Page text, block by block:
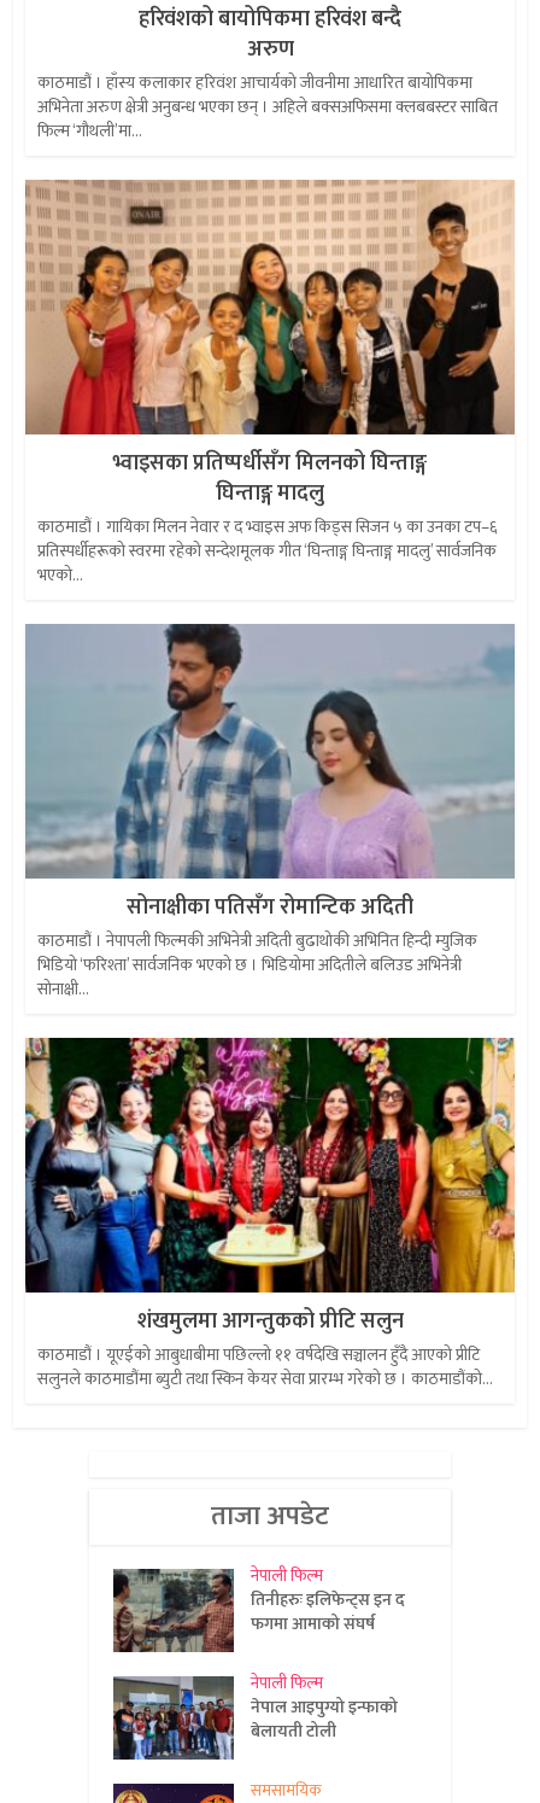
हरिवंशको बायोपिकमा हरिवंश बन्दै
अरुण
काठमाडौं । हाँस्य कलाकार हरिवंश आचार्यको जीवनीमा आधारित बायोपिकमा
अभिनेता अरुण क्षेत्री अनुबन्ध भएका छन् । अहिले बक्सअफिसमा क्लबबस्टर साबित
फिल्म ‘गौथली’मा...
भ्वाइसका प्रतिष्पर्धीसँग मिलनको घिन्ताङ्ग
घिन्ताङ्ग मादलु
काठमाडौं । गायिका मिलन नेवार र द भ्वाइस अफ किड्स सिजन ५ का उनका टप–६
प्रतिस्पर्धीहरूको स्वरमा रहेको सन्देशमूलक गीत ‘घिन्ताङ्ग घिन्ताङ्ग मादलु’ सार्वजनिक
भएको...
सोनाक्षीका पतिसँग रोमान्टिक अदिती
काठमाडौं । नेपापली फिल्मकी अभिनेत्री अदिती बुढाथोकी अभिनित हिन्दी म्युजिक
भिडियो ‘फरिश्ता’ सार्वजनिक भएको छ । भिडियोमा अदितीले बलिउड अभिनेत्री
सोनाक्षी...
शंखमुलमा आगन्तुकको प्रीटि सलुन
काठमाडौं । यूएईको आबुधाबीमा पछिल्लो ११ वर्षदेखि सञ्चालन हुँदै आएको प्रीटि
सलुनले काठमाडौंमा ब्युटी तथा स्किन केयर सेवा प्रारम्भ गरेको छ । काठमाडौंको...
ताजा अपडेट
नेपाली फिल्म
तिनीहरुः इलिफेन्ट्स इन द
फगमा आमाको संघर्ष
नेपाली फिल्म
नेपाल आइपुग्यो इन्फाको
बेलायती टोली
समसामयिक